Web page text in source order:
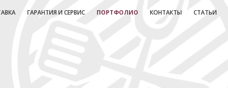
ГАРАНТИЯ И СЕРВИС ПОРТФОЛИО КОНТАКТЫ СТАТЬИ